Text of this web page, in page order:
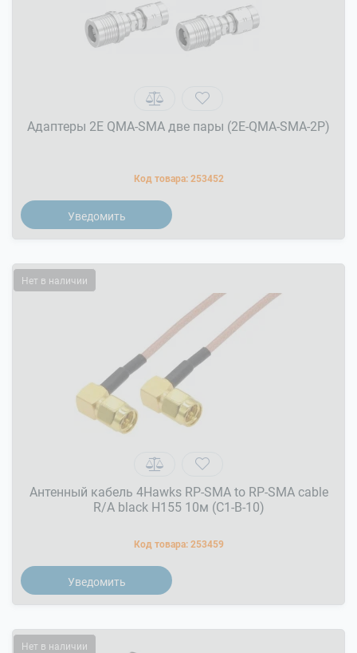
Адаптеры 2Е QMA-SMA две пары (2E-QMA-SMA-2P)
Код товара: 253452
Уведомить
Нет в наличии
Антенный кабель 4Hawks RP-SMA to RP-SMA cable
R/A black H155 10м (C1-B-10)
Код товара: 253459
Уведомить
Нет в наличии